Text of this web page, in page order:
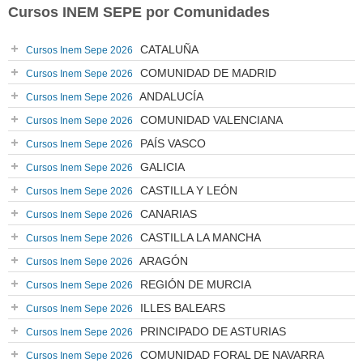
Cursos INEM SEPE por Comunidades
Cursos Inem Sepe 2026 CATALUÑA
Cursos Inem Sepe 2026 COMUNIDAD DE MADRID
Cursos Inem Sepe 2026 ANDALUCÍA
Cursos Inem Sepe 2026 COMUNIDAD VALENCIANA
Cursos Inem Sepe 2026 PAÍS VASCO
Cursos Inem Sepe 2026 GALICIA
Cursos Inem Sepe 2026 CASTILLA Y LEÓN
Cursos Inem Sepe 2026 CANARIAS
Cursos Inem Sepe 2026 CASTILLA LA MANCHA
Cursos Inem Sepe 2026 ARAGÓN
Cursos Inem Sepe 2026 REGIÓN DE MURCIA
Cursos Inem Sepe 2026 ILLES BALEARS
Cursos Inem Sepe 2026 PRINCIPADO DE ASTURIAS
Cursos Inem Sepe 2026 COMUNIDAD FORAL DE NAVARRA